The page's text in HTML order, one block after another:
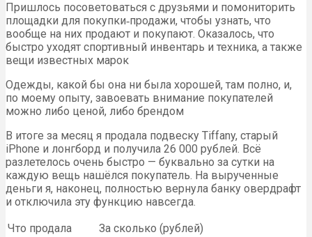
Пришлось посоветоваться с друзьями и помониторить
площадки для покупки‑продажи, чтобы узнать, что
вообще на них продают и покупают. Оказалось, что
быстро уходят спортивный инвентарь и техника, а также
вещи известных марок
Одежды, какой бы она ни была хорошей, там полно, и,
по моему опыту, завоевать внимание покупателей
можно либо ценой, либо брендом
В итоге за месяц я продала подвеску Tiffany, старый
iPhone и лонгборд и получила 26 000 рублей. Всё
разлетелось очень быстро — буквально за сутки на
каждую вещь нашёлся покупатель. На вырученные
деньги я, наконец, полностью вернула банку овердрафт
и отключила эту функцию навсегда.
Что продала
За сколько (рублей)